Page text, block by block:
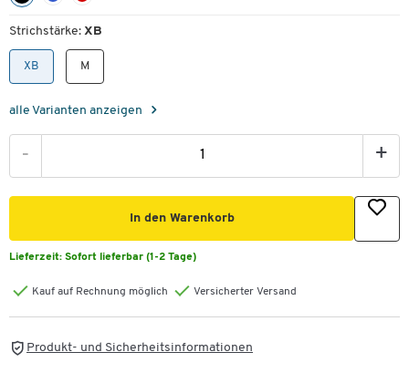
Strichstärke: XB
XB M
alle Varianten anzeigen
- +
In den Warenkorb
Lieferzeit: Sofort lieferbar (1-2 Tage)
Kauf auf Rechnung möglich Versicherter Versand
Produkt- und Sicherheitsinformationen